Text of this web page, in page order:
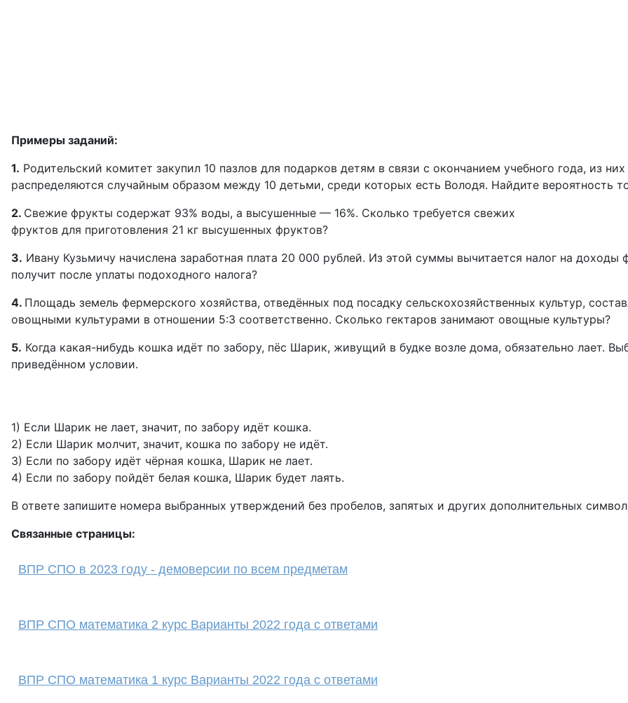
Примеры заданий:
1. Родительский комитет закупил 10 пазлов для подарков детям в связи с окончанием учебного года, из
распределяются случайным образом между 10 детьми, среди которых есть Володя. Найдите вероятность
2. Свежие фрукты содержат 93% воды, а высушенные — 16%. Сколько требуется свежих
фруктов для приготовления 21 кг высушенных фруктов?
3. Ивану Кузьмичу начислена заработная плата 20 000 рублей. Из этой суммы вычитается налог на
получит после уплаты подоходного налога?
4. Площадь земель фермерского хозяйства, отведённых под посадку сельскохозяйственных культур,
овощными культурами в отношении 5:3 соответственно. Сколько гектаров занимают овощные культуры?
5. Когда какая-нибудь кошка идёт по забору, пёс Шарик, живущий в будке возле дома, обязательно лает.
приведённом условии.
1) Если Шарик не лает, значит, по забору идёт кошка.
2) Если Шарик молчит, значит, кошка по забору не идёт.
3) Если по забору идёт чёрная кошка, Шарик не лает.
4) Если по забору пойдёт белая кошка, Шарик будет лаять.
В ответе запишите номера выбранных утверждений без пробелов, запятых и других дополнительных
Связанные страницы:
ВПР СПО в 2023 году - демоверсии по всем предметам
ВПР СПО математика 2 курс Варианты 2022 года с ответами
ВПР СПО математика 1 курс Варианты 2022 года с ответами